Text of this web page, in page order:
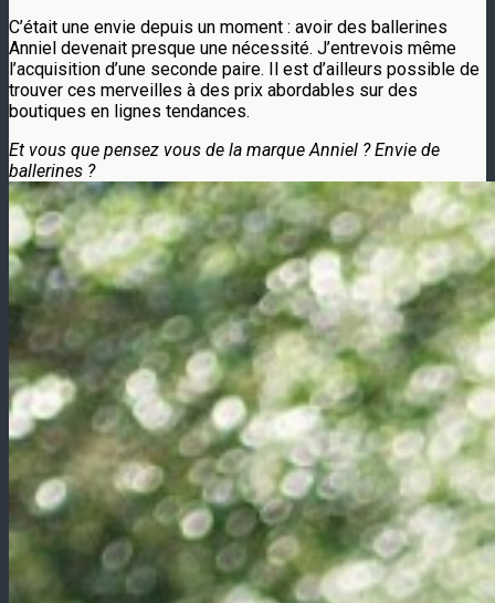
C’était une envie depuis un moment : avoir des ballerines
Anniel devenait presque une nécessité. J’entrevois même
l’acquisition d’une seconde paire. Il est d’ailleurs possible de
trouver ces merveilles à des prix abordables sur des
boutiques en lignes tendances.
Et vous que pensez vous de la marque Anniel ? Envie de
ballerines ?